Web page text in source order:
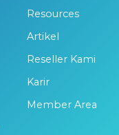
Resources
Artikel
Reseller Kami
Karir
Member Area